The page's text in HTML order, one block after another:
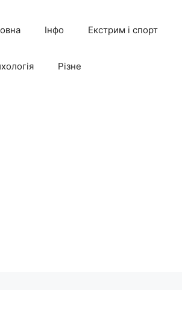
Інфо Екстрим і спорт
Різне